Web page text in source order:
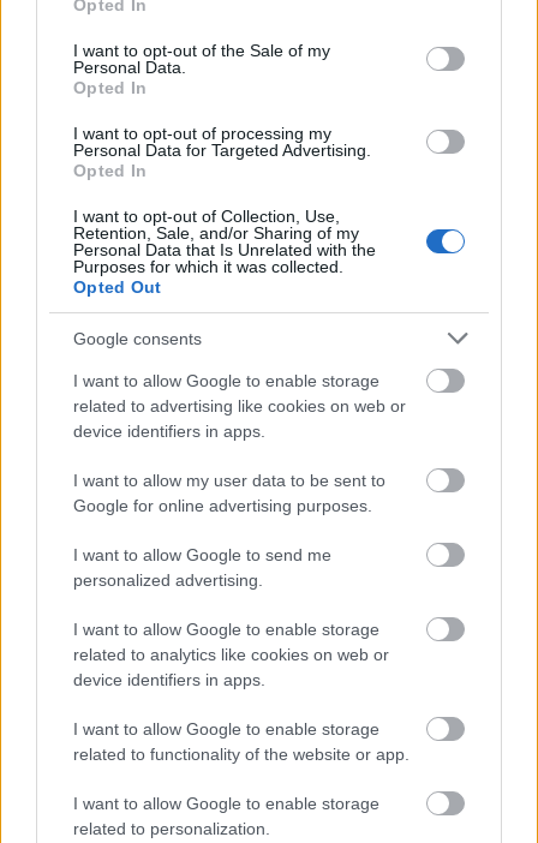
use your data for below specified purposes in below Google
consent section.
Opted In
I want to opt-out of the Sale of my
Personal Data.
Opted In
I want to opt-out of processing my
Personal Data for Targeted Advertising.
Opted In
I want to opt-out of Collection, Use,
Retention, Sale, and/or Sharing of my
Personal Data that Is Unrelated with the
Purposes for which it was collected.
Opted Out
Google consents
I want to allow Google to enable storage
related to advertising like cookies on web or
device identifiers in apps.
I want to allow my user data to be sent to
Google for online advertising purposes.
I want to allow Google to send me
personalized advertising.
I want to allow Google to enable storage
related to analytics like cookies on web or
device identifiers in apps.
I want to allow Google to enable storage
related to functionality of the website or app.
I want to allow Google to enable storage
related to personalization.
Penelopé Cruzról a spanyol Vogue decemberi száma
- amelynek címlaplánya is a színésznő - közöl le egy
terjedelmes fotósorozatot. Elképesztő, hogy a 42
éves színésznő mennyire jól néz ki, de még inkább
elképesztő, hogy az utóbbi években szinte semmit
sem változott. Ugyanolyan ragyogóan szép és…
Fast fashion ünnepi kollekció -
Mango
The Strange•2016. november 27.
A Mango is felkészült az ünnepi időszakra,
decemberi kampányában Sofie Hemmet, Luna Bijl,
Steffy Argelich, Tim Schuhmacher és Boyd Gates
mutatják be a spanyol márka kínálatát.